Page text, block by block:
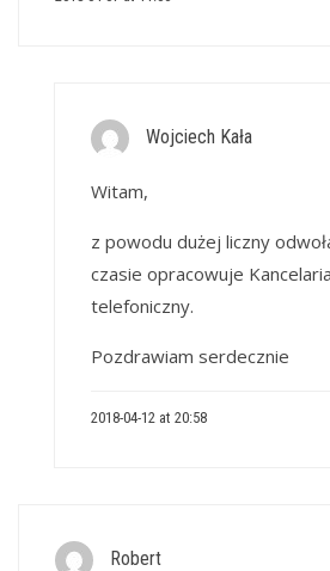
Wojciech Kała
Witam,
z powodu dużej liczny
czasie opracowuje
telefoniczny.
Pozdrawiam serdecznie
2018-04-12 at 20:58
Robert